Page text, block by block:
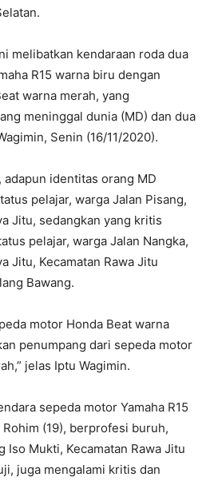
melibatkan kendaraan roda dua
R15 warna biru dengan
warna merah, yang
meninggal dunia (MD) dan dua
Senin (16/11/2020).
identitas orang MD
pelajar, warga Jalan Pisang,
Jitu, sedangkan yang kritis
pelajar, warga Jalan Nangka,
Jitu, Kecamatan Rawa Jitu
Bawang.
motor Honda Beat warna
penumpang dari sepeda motor
jelas Iptu Wagimin.
sepeda motor Yamaha R15
(19), berprofesi buruh,
Iso Mukti, Kecamatan Rawa Jitu
juga mengalami kritis dan